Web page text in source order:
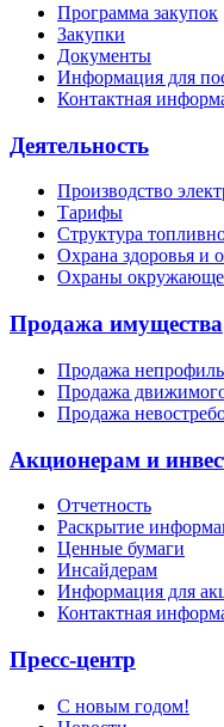
Программа закупок
Закупки
Документы
Информация для
Контактная
Деятельность
Производство
Тарифы
Структура
Охрана здоровья и
Охраны
Продажа имущества
Продажа
Продажа
Продажа
Акционерам и
Отчетность
Раскрытие
Ценные бумаги
Инсайдерам
Информация для
Контактная
Пресс-центр
С новым годом!